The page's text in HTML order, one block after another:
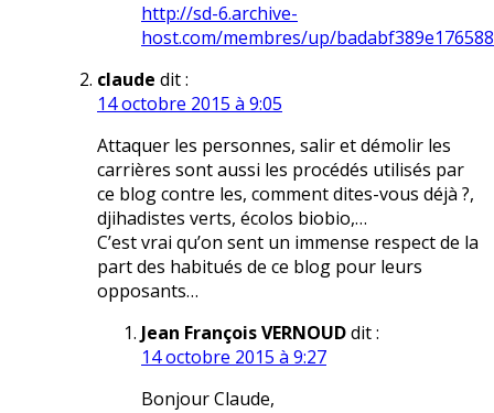
http://sd-6.archive-
host.com/membres/up/
claude dit :
14 octobre 2015 à 9:05
Attaquer les personnes, salir et démolir les
carrières sont aussi les procédés utilisés par
ce blog contre les, comment dites-vous déjà ?,
djihadistes verts, écolos biobio,…
C’est vrai qu’on sent un immense respect de la
part des habitués de ce blog pour leurs
opposants…
Jean François VERNOUDdit :
14 octobre 2015 à 9:27
Bonjour Claude,